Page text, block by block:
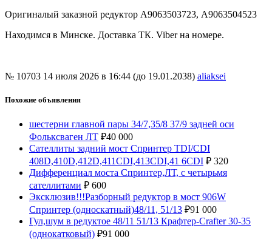
Оригиналый заказной редуктор A9063503723, А9063504523
Находимся в Минске. Доставка ТК. Viber на номере.
№ 10703 14 июля 2026 в 16:44 (до 19.01.2038) aliaksei
Похожие объявления
шестерни главной пары 34/7,35/8 37/9 задней оси
Фольксваген ЛТ ₽40 000
Сателлиты задний мост Спринтер TDI/CDI
408D,410D,412D,411CDI,413CDI,41 6CDI ₽ 320
Дифференциал моста Спринтер,ЛТ, с четырьмя
сателлитами ₽ 600
Эксклюзив!!!Разборный редуктор в мост 906W
Спринтер (односкатный)48/11, 51/13 ₽91 000
Гул,шум в редуктое 48/11 51/13 Крафтер-Crafter 30-35
(однокатковый) ₽91 000